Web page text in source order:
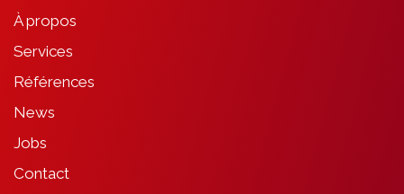
À propos
Services
Références
News
Jobs
Contact